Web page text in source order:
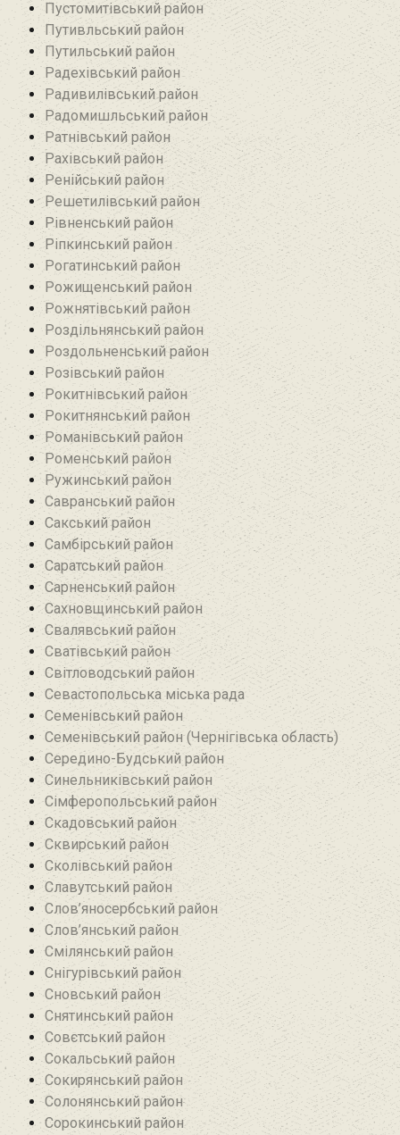
Пустомитівський район
Путивльський район‎
Путильський район
Радехівський район
Радивилівський район
Радомишльський район‎
Ратнівський район
Рахівський район
Ренійський район
Решетилівський район
Рівненський район
Ріпкинський район
Рогатинський район
Рожищенський район
Рожнятівський район
Роздільнянський район
Роздольненський район
Розівський район‎
Рокитнівський район
Рокитнянський район
Романівський район‎
Роменський район
Ружинський район
Савранський район‎
Сакський район
Самбірський район
Саратський район‎
Сарненський район
Сахновщинський район
Свалявський район
Сватівський район
Світловодський район
Севастопольська міська рада
Семенівський район
Семенівський район (Чернігівська область)
Середино-Будський район
Синельниківський район
Сімферопольський район
Скадовський район
Сквирський район
Сколівський район
Славутський район
Слов’яносербський район
Слов’янський район
Смілянський район
Снігурівський район‎
Сновський район
Снятинський район
Совєтський район
Сокальський район
Сокирянський район
Солонянський район
Сорокинський район